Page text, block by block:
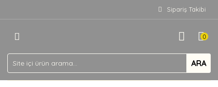
Sipariş Takibi
ARA
0